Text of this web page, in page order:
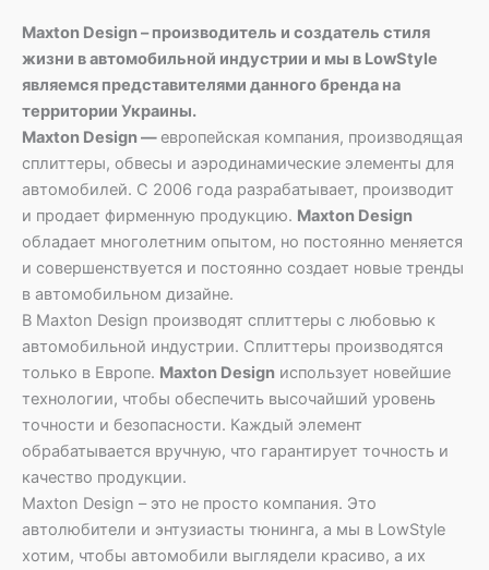
Maxton Design – производитель и создатель стиля
жизни в автомобильной индустрии и мы в LowStyle
являемся представителями данного бренда на
территории Украины.
Maxton Design —европейская компания, производящая
сплиттеры, обвесы и аэродинамические элементы для
автомобилей. С 2006 года разрабатывает, производит
и продает фирменную продукцию. Maxton Design
обладает многолетним опытом, но постоянно меняется
и совершенствуется и постоянно создает новые тренды
в автомобильном дизайне.
В Maxton Design производят сплиттеры с любовью к
автомобильной индустрии. Сплиттеры производятся
только в Европе. Maxton Design использует новейшие
технологии, чтобы обеспечить высочайший уровень
точности и безопасности. Каждый элемент
обрабатывается вручную, что гарантирует точность и
качество продукции.
Maxton Design – это не просто компания. Это
автолюбители и энтузиасты тюнинга, а мы в LowStyle
хотим, чтобы автомобили выглядели красиво, а их